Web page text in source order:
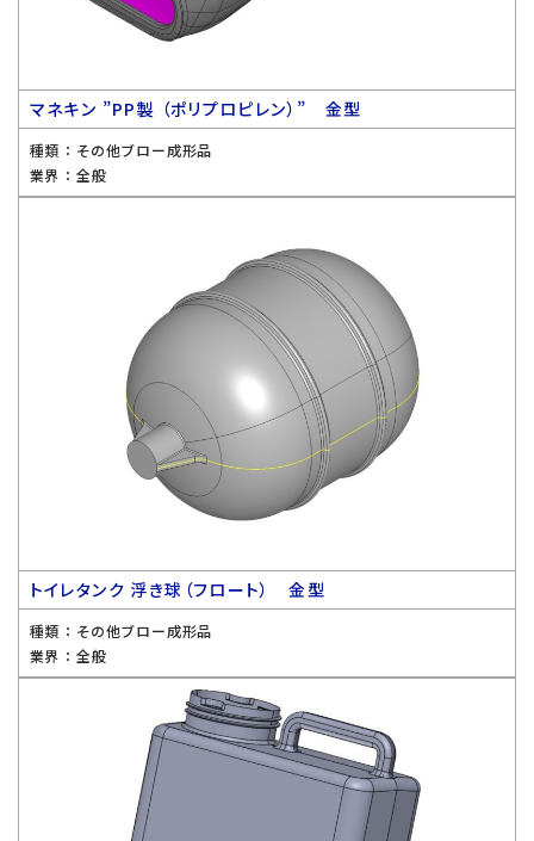
マネキン ”PP製 （ポリプロピレン）” 金型
種類 ： その他ブロー成形品
業界 ： 全般
トイレタンク 浮き球（フロート） 金型
種類 ： その他ブロー成形品
業界 ： 全般